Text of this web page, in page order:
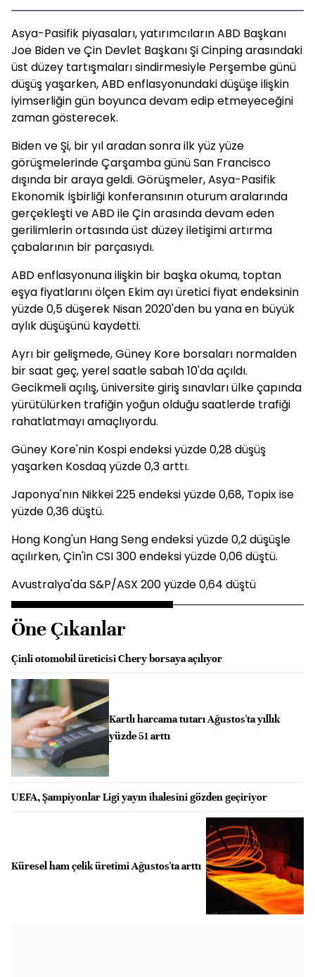
Asya-Pasifik piyasaları, yatırımcıların ABD Başkanı
Joe Biden ve Çin Devlet Başkanı Şi Cinping arasındaki
üst düzey tartışmaları sindirmesiyle Perşembe günü
düşüş yaşarken, ABD enflasyonundaki düşüşe ilişkin
iyimserliğin gün boyunca devam edip etmeyeceğini
zaman gösterecek.
Biden ve Şi, bir yıl aradan sonra ilk yüz yüze
görüşmelerinde Çarşamba günü San Francisco
dışında bir araya geldi. Görüşmeler, Asya-Pasifik
Ekonomik İşbirliği konferansının oturum aralarında
gerçekleşti ve ABD ile Çin arasında devam eden
gerilimlerin ortasında üst düzey iletişimi artırma
çabalarının bir parçasıydı.
ABD enflasyonuna ilişkin bir başka okuma, toptan
eşya fiyatlarını ölçen Ekim ayı üretici fiyat endeksinin
yüzde 0,5 düşerek Nisan 2020'den bu yana en büyük
aylık düşüşünü kaydetti.
Ayrı bir gelişmede, Güney Kore borsaları normalden
bir saat geç, yerel saatle sabah 10'da açıldı.
Gecikmeli açılış, üniversite giriş sınavları ülke çapında
yürütülürken trafiğin yoğun olduğu saatlerde trafiği
rahatlatmayı amaçlıyordu.
Güney Kore'nin Kospi endeksi yüzde 0,28 düşüş
yaşarken Kosdaq yüzde 0,3 arttı.
Japonya'nın Nikkei 225 endeksi yüzde 0,68, Topix ise
yüzde 0,36 düştü.
Hong Kong'un Hang Seng endeksi yüzde 0,2 düşüşle
açılırken, Çin'in CSI 300 endeksi yüzde 0,06 düştü.
Avustralya'da S&P/ASX 200 yüzde 0,64 düştü
Öne Çıkanlar
Çinli otomobil üreticisi Chery borsaya açılıyor
Kartlı harcama tutarı Ağustos'ta yıllık
yüzde 51 arttı
UEFA, Şampiyonlar Ligi yayın ihalesini gözden geçiriyor
Küresel ham çelik üretimi Ağustos'ta arttı